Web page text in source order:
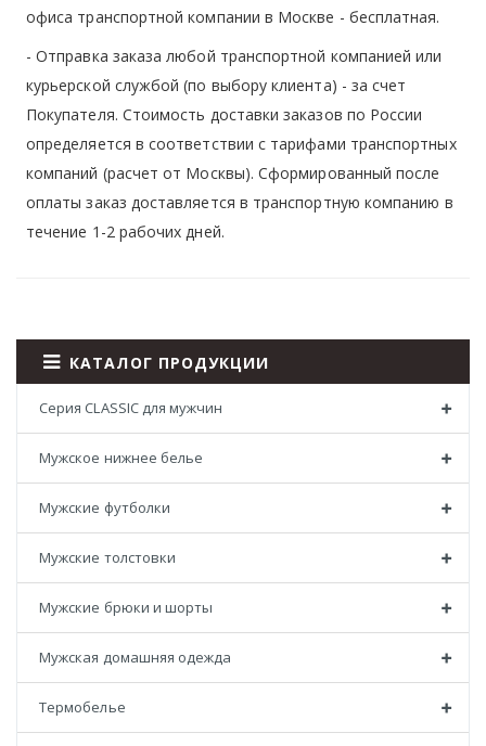
офиса транспортной компании в Москве - бесплатная.
- Отправка заказа любой транспортной компанией или
курьерской службой (по выбору клиента) - за счет
Покупателя. Стоимость доставки заказов по России
определяется в соответствии с тарифами транспортных
компаний (расчет от Москвы). Сформированный после
оплаты заказ доставляется в транспортную компанию в
течение 1-2 рабочих дней.
КАТАЛОГ ПРОДУКЦИИ
Серия CLASSIC для мужчин
Мужское нижнее белье
Мужские футболки
Мужские толстовки
Мужские брюки и шорты
Мужская домашняя одежда
Термобелье